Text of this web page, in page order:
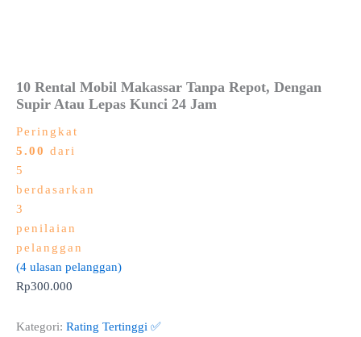
10 Rental Mobil Makassar Tanpa Repot, Dengan
Supir Atau Lepas Kunci 24 Jam
Peringkat
5.00 dari
5
berdasarkan
3
penilaian
pelanggan
(4 ulasan pelanggan)
Rp300.000
Kategori: Rating Tertinggi ✅